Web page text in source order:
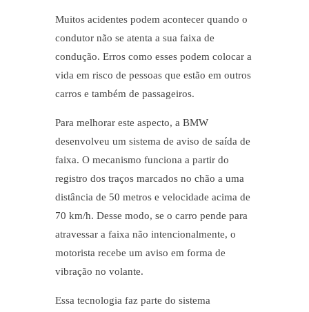
Muitos acidentes podem acontecer quando o
condutor não se atenta a sua faixa de
condução. Erros como esses podem colocar a
vida em risco de pessoas que estão em outros
carros e também de passageiros.
Para melhorar este aspecto, a BMW
desenvolveu um sistema de aviso de saída de
faixa. O mecanismo funciona a partir do
registro dos traços marcados no chão a uma
distância de 50 metros e velocidade acima de
70 km/h. Desse modo, se o carro pende para
atravessar a faixa não intencionalmente, o
motorista recebe um aviso em forma de
vibração no volante.
Essa tecnologia faz parte do sistema